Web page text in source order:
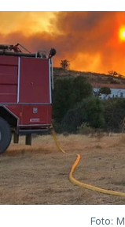
Foto: